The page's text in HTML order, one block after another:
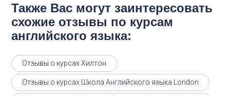
Также Вас могут заинтересовать
схожие отзывы по курсам
английского языка:
Отзывы о курсах Хилтон
Отзывы о курсах Школа Английского языка London